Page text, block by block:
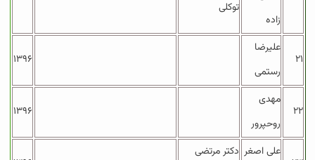
زاده
توکلی
۲۱
علیرضا
رستمی
۱۳۹۶
۲۲
مهدی
روحپرور
۱۳۹۶
علی اصغر دکتر مرتضی